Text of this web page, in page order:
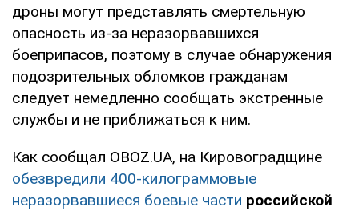
дроны могут представлять смертельную
опасность из-за неразорвавшихся
боеприпасов, поэтому в случае обнаружения
подозрительных обломков гражданам
следует немедленно сообщать экстренные
службы и не приближаться к ним.
Как сообщал OBOZ.UA, на Кировоградщине
обезвредили 400-килограммовые
неразорвавшиеся боевые части российской